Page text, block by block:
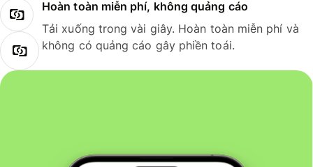
Hoàn toàn miễn phí, không quảng cáo
Tải xuống trong vài giây. Hoàn toàn miễn phí và
không có quảng cáo gây phiền toái.